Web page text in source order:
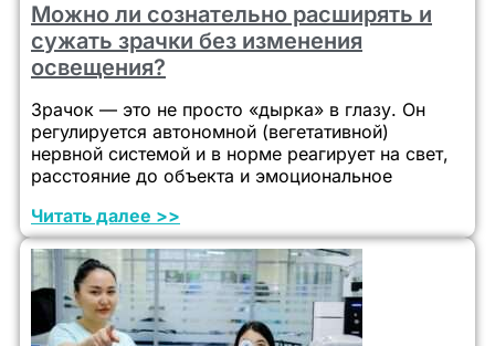
Можно ли сознательно расширять и
сужать зрачки без изменения
освещения?
Зрачок — это не просто «дырка» в глазу. Он
регулируется автономной (вегетативной)
нервной системой и в норме реагирует на свет,
расстояние до объекта и эмоциональное
Читать далее >>